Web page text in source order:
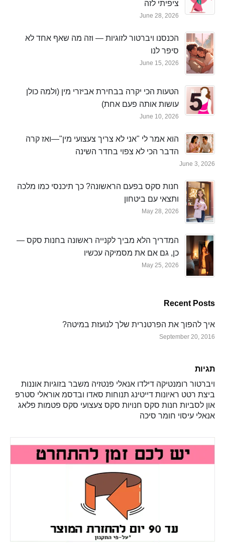
ציפיתי לזה
June 28, 2026
הכנסנו ויברטור לזוגיות — וזה מה שאף אחד לא
סיפר לנו
June 15, 2026
הטעות הכי יקרה בבחירת אביזרי מין (ולמה כולן
עושות אותה פעם אחת)
June 10, 2026
הוא אמר לי "אני לא צריך צעצועי מין"—ואז קרה
הדבר הכי לא צפוי בחדר השינה
June 3, 2026
חנות סקס בפעם הראשונה? כך תיכנסי כמו מלכה
ותצאי עם ביטחון
May 28, 2026
המדריך הלא מביך לקנייה ראשונה בחנות סקס —
כן, גם אם את מסמיקה עכשיו
May 25, 2026
Recent Posts
איך להפוך את הפרטנרית שלך לנועזת במיטה?
September 20, 2016
תגיות
ויברטור רומנטיקה דילדו אנאלי פנטזיה משבר בזוגיות אוננות
ביצת רטט ראיונות דייטינג תנוחות סאדו ובדסמ אוראלי סטרפ
און לסביות חנות סקס חנויות סקס צעצועי סקס פטמות פלאג
אנאלי עיסוי חומר סיכה